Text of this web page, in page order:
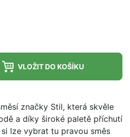
VLOŽIT DO KOŠÍKU
značky Stil, která skvěle
a díky široké paletě příchutí
lze vybrat tu pravou směs